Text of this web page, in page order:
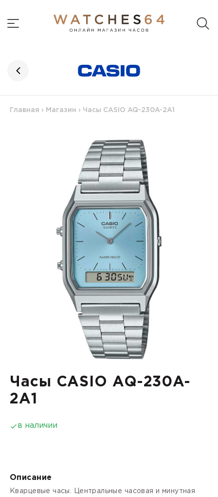
Главная › Магазин › Часы CASIO AQ-230A-2A1
Часы CASIO AQ-230A-
2A1
в наличии
Описание
Кварцевые часы. Центральные часовая и минутная